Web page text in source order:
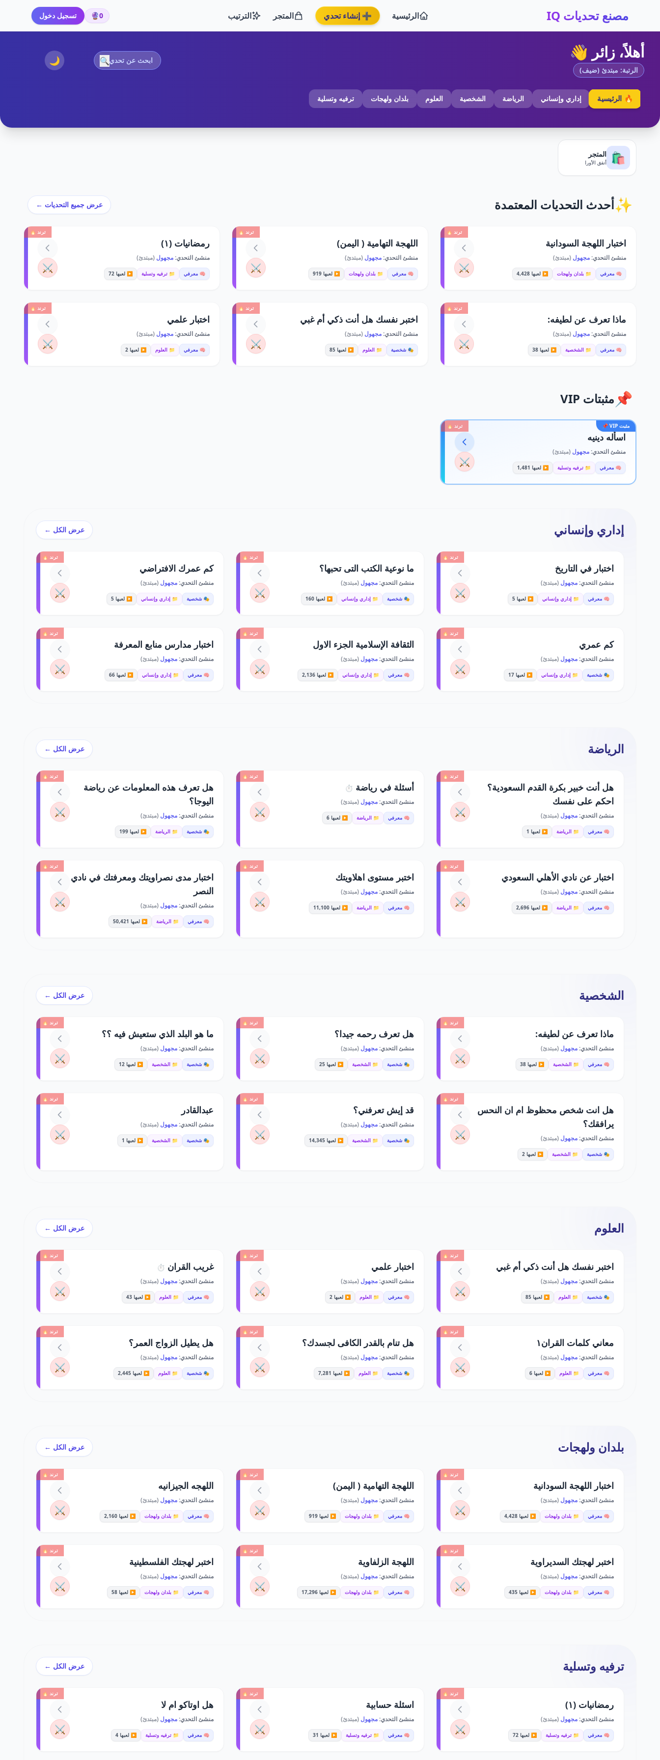
مصنع تحديات IQ الرئيسية ➕ إنشاء تحدي المتجر الترتيب 0
🔮 تسجيل دخول
أهلاً، زائر 👋
الرتبة: مبتدئ (ضيف)
🔍
🌙
🔥 الرئيسية إداري وإنساني الرياضة الشخصية العلوم بلدان ولهجات ترفيه وتسلية
🛍️ المتجر
أنفق الأورا
✨أحدث التحديات المعتمدة عرض جميع التحديات ←
ترند 🔥
اختبار اللهجة السودانية
منشئ التحدي:مجهول (مبتدئ)
🧠 معرفي 📁 بلدان ولهجات ▶️ لعبها 4,428 ⚔️
ترند 🔥
اللهجة التهامية ( اليمن)
منشئ التحدي:مجهول (مبتدئ)
🧠 معرفي 📁 بلدان ولهجات ▶️ لعبها 919 ⚔️
ترند 🔥
رمضانيات (١)
منشئ التحدي:مجهول (مبتدئ)
🧠 معرفي 📁 ترفيه وتسلية ▶️ لعبها 72 ⚔️
ترند 🔥
ماذا تعرف عن لطيفه:
منشئ التحدي:مجهول (مبتدئ)
🧠 معرفي 📁 الشخصية ▶️ لعبها 38 ⚔️
ترند 🔥
اختبر نفسك هل أنت ذكي أم غبي
منشئ التحدي:مجهول (مبتدئ)
🎭 شخصية 📁 العلوم ▶️ لعبها 85 ⚔️
ترند 🔥
اختبار علمي
منشئ التحدي:مجهول (مبتدئ)
🧠 معرفي 📁 العلوم ▶️ لعبها 2 ⚔️
📌 مثبتات VIP
مثبت VIP 📌 ترند 🔥
اسأله دينيه
منشئ التحدي:مجهول (مبتدئ)
🧠 معرفي 📁 ترفيه وتسلية ▶️ لعبها 1,481 ⚔️
إداري وإنساني عرض الكل ←
ترند 🔥
اختبار في التاريخ
منشئ التحدي:مجهول (مبتدئ)
🧠 معرفي 📁 إداري وإنساني ▶️ لعبها 5 ⚔️
ترند 🔥
ما نوعية الكتب التى تحبها؟
منشئ التحدي:مجهول(مبتدئ)
🎭 شخصية 📁 إداري وإنساني ▶️ لعبها 160 ⚔️
ترند 🔥
كم عمرك الافتراضي
منشئ التحدي:مجهول (مبتدئ)
🎭 شخصية 📁 إداري وإنساني ▶️ لعبها 5 ⚔️
ترند 🔥
كم عمري
منشئ التحدي:مجهول (مبتدئ)
🎭 شخصية 📁 إداري وإنساني ▶️ لعبها 17 ⚔️
ترند 🔥
الثقافة الإسلامية الجزء الاول
منشئ التحدي:مجهول(مبتدئ)
🧠 معرفي 📁 إداري وإنساني ▶️ لعبها 2,136 ⚔️
ترند 🔥
اختبار مدارس منابع المعرفة
منشئ التحدي:مجهول (مبتدئ)
🧠 معرفي 📁 إداري وإنساني ▶️ لعبها 66 ⚔️
الرياضة عرض الكل ←
ترند 🔥
هل أنت خبير بكرة القدم السعودية؟
احكم على نفسك
منشئ التحدي:مجهول (مبتدئ)
🧠 معرفي 📁 الرياضة ▶️ لعبها 1
⚔️
ترند 🔥
أسئلة في رياضة ⏱️
منشئ التحدي:مجهول(مبتدئ)
🧠 معرفي 📁 الرياضة ▶️ لعبها 6 ⚔️
ترند 🔥
هل تعرف هذه المعلومات عن رياضة
اليوجا؟
منشئ التحدي:مجهول (مبتدئ)
🎭 شخصية 📁 الرياضة ▶️ لعبها 199
⚔️
ترند 🔥
اختبار عن نادي الأهلي السعودي
منشئ التحدي:مجهول (مبتدئ)
🧠 معرفي 📁 الرياضة ▶️ لعبها 2,696 ⚔️
ترند 🔥
اختبر مستوى اهلاويتك
منشئ التحدي:مجهول(مبتدئ)
🧠 معرفي 📁 الرياضة ▶️ لعبها 11,100 ⚔️
ترند 🔥
اختبار مدى نصراويتك ومعرفتك في نادي
النصر
منشئ التحدي:مجهول (مبتدئ)
🧠 معرفي 📁 الرياضة ▶️ لعبها 50,421
⚔️
الشخصية عرض الكل ←
ترند 🔥
ماذا تعرف عن لطيفه:
منشئ التحدي:مجهول (مبتدئ)
🧠 معرفي 📁 الشخصية ▶️ لعبها 38 ⚔️
ترند 🔥
هل تعرف رحمه جيدا؟
منشئ التحدي:مجهول(مبتدئ)
🎭 شخصية 📁 الشخصية ▶️ لعبها 25 ⚔️
ترند 🔥
ما هو البلد الذي ستعيش فيه ؟؟
منشئ التحدي:مجهول (مبتدئ)
🎭 شخصية 📁 الشخصية ▶️ لعبها 12 ⚔️
ترند 🔥
هل انت شخص محظوظ ام ان النحس
يرافقك؟
منشئ التحدي:مجهول (مبتدئ)
🎭 شخصية 📁 الشخصية ▶️ لعبها 2
⚔️
ترند 🔥
قد إيش تعرفني؟
منشئ التحدي:مجهول(مبتدئ)
🎭 شخصية 📁 الشخصية ▶️ لعبها 14,345 ⚔️
ترند 🔥
عبدالقادر
منشئ التحدي:مجهول (مبتدئ)
🎭 شخصية 📁 الشخصية ▶️ لعبها 1 ⚔️
العلوم عرض الكل ←
ترند 🔥
اختبر نفسك هل أنت ذكي أم غبي
منشئ التحدي:مجهول (مبتدئ)
🎭 شخصية 📁 العلوم ▶️ لعبها 85 ⚔️
ترند 🔥
اختبار علمي
منشئ التحدي:مجهول(مبتدئ)
🧠 معرفي 📁 العلوم ▶️ لعبها 2 ⚔️
ترند 🔥
غريب القران ⏱️
منشئ التحدي:مجهول (مبتدئ)
🧠 معرفي 📁 العلوم ▶️ لعبها 43 ⚔️
ترند 🔥
معاني كلمات القران١
منشئ التحدي:مجهول (مبتدئ)
🧠 معرفي 📁 العلوم ▶️ لعبها 6 ⚔️
ترند 🔥
هل تنام بالقدر الكافى لجسدك؟
منشئ التحدي:مجهول(مبتدئ)
🎭 شخصية 📁 العلوم ▶️ لعبها 7,281 ⚔️
ترند 🔥
هل يطيل الزواج العمر؟
منشئ التحدي:مجهول (مبتدئ)
🎭 شخصية 📁 العلوم ▶️ لعبها 2,445 ⚔️
بلدان ولهجات عرض الكل ←
ترند 🔥
اختبار اللهجة السودانية
منشئ التحدي:مجهول (مبتدئ)
🧠 معرفي 📁 بلدان ولهجات ▶️ لعبها 4,428 ⚔️
ترند 🔥
اللهجة التهامية ( اليمن)
منشئ التحدي:مجهول(مبتدئ)
🧠 معرفي 📁 بلدان ولهجات ▶️ لعبها 919 ⚔️
ترند 🔥
اللهجه الجيزانيه
منشئ التحدي:مجهول (مبتدئ)
🧠 معرفي 📁 بلدان ولهجات ▶️ لعبها 2,160 ⚔️
ترند 🔥
اختبر لهجتك السديراوية
منشئ التحدي:مجهول (مبتدئ)
🧠 معرفي 📁 بلدان ولهجات ▶️ لعبها 435 ⚔️
ترند 🔥
اللهجة الزلفاوية
منشئ التحدي:مجهول(مبتدئ)
🧠 معرفي 📁 بلدان ولهجات ▶️ لعبها 17,296 ⚔️
ترند 🔥
اختبر لهجتك الفلسطينية
منشئ التحدي:مجهول (مبتدئ)
🧠 معرفي 📁 بلدان ولهجات ▶️ لعبها 58 ⚔️
ترفيه وتسلية عرض الكل ←
ترند 🔥
رمضانيات (١)
منشئ التحدي:مجهول (مبتدئ)
🧠 معرفي 📁 ترفيه وتسلية ▶️ لعبها 72 ⚔️
ترند 🔥
اسئلة حسابية
منشئ التحدي:مجهول(مبتدئ)
🧠 معرفي 📁 ترفيه وتسلية ▶️ لعبها 31 ⚔️
ترند 🔥
هل اوتاكو ام لا
منشئ التحدي:مجهول (مبتدئ)
🧠 معرفي 📁 ترفيه وتسلية ▶️ لعبها 4 ⚔️